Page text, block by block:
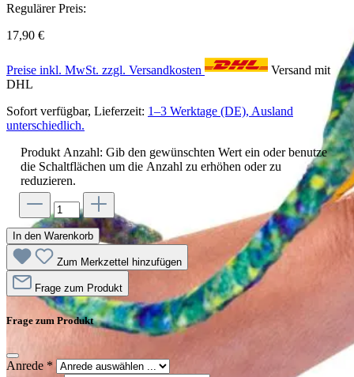
Regulärer Preis:
17,90 €
Preise inkl. MwSt. zzgl. Versandkosten
Versand mit
DHL
Sofort verfügbar, Lieferzeit: 1–3 Werktage (DE), Ausland
unterschiedlich.
Produkt Anzahl: Gib den gewünschten Wert ein oder benutze
die Schaltflächen um die Anzahl zu erhöhen oder zu
reduzieren.
In den Warenkorb
Zum Merkzettel hinzufügen
Frage zum Produkt
Frage zum Produkt
Anrede *